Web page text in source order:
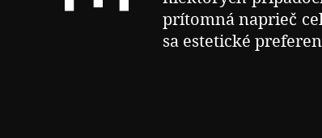
prítomná naprieč
sa estetické